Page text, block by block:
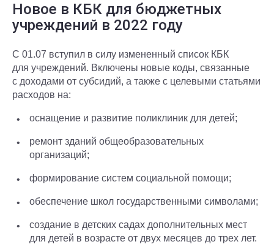
Новое в КБК для бюджетных
учреждений в 2022 году
С 01.07 вступил в силу измененный список КБК
для учреждений. Включены новые коды, связанные
с доходами от субсидий, а также с целевыми статьями
расходов на:
оснащение и развитие поликлиник для детей;
ремонт зданий общеобразовательных
организаций;
формирование систем социальной помощи;
обеспечение школ государственными символами;
создание в детских садах дополнительных мест
для детей в возрасте от двух месяцев до трех лет.